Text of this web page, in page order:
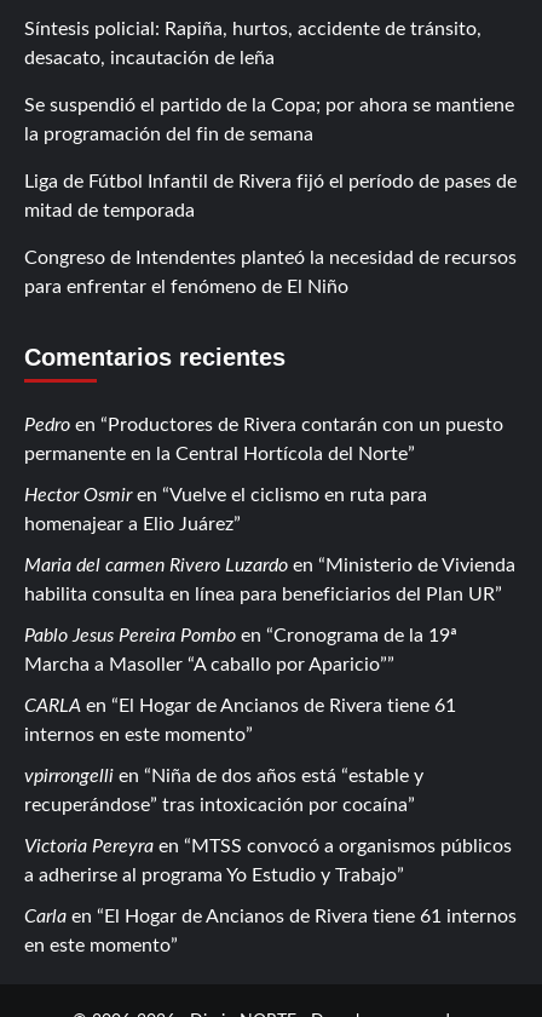
Síntesis policial: Rapiña, hurtos, accidente de tránsito,
desacato, incautación de leña
Se suspendió el partido de la Copa; por ahora se mantiene
la programación del fin de semana
Liga de Fútbol Infantil de Rivera fijó el período de pases de
mitad de temporada
Congreso de Intendentes planteó la necesidad de recursos
para enfrentar el fenómeno de El Niño
Comentarios recientes
Pedro en
Productores de Rivera contarán con un puesto
permanente en la Central Hortícola del Norte
Hector Osmiren
Vuelve el ciclismo en ruta para
homenajear a Elio Juárez
Maria del carmen Rivero Luzardo en
Ministerio de Vivienda
habilita consulta en línea para beneficiarios del Plan UR
Pablo Jesus Pereira Pombo en
Cronograma de la 19ª
Marcha a Masoller “A caballo por Aparicio”
CARLA en
El Hogar de Ancianos de Rivera tiene 61
internos en este momento
vpirrongelli en
Niña de dos años está “estable y
recuperándose” tras intoxicación por cocaína
Victoria Pereyra en
MTSS convocó a organismos públicos
a adherirse al programa Yo Estudio y Trabajo
Carla en
El Hogar de Ancianos de Rivera tiene 61 internos
en este momento